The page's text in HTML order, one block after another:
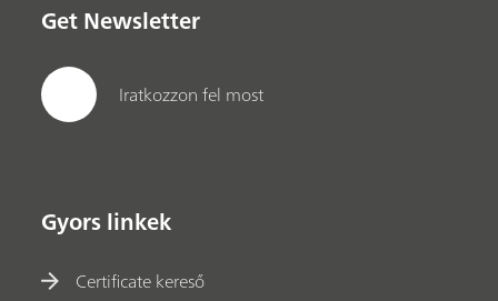
Get Newsletter
Iratkozzon fel most
Gyors linkek
Certificate kereső